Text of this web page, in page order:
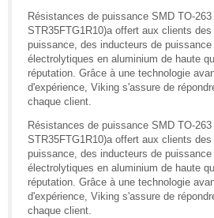
Résistances de puissance SMD TO-
STR35FTG1R10)a offert aux clients
puissance, des inducteurs de
électrolytiques en aluminium de haute
réputation. Grâce à une technologie
d'expérience, Viking s'assure de
chaque client.
Résistances de puissance SMD TO-
STR35FTG1R10)a offert aux clients
puissance, des inducteurs de
électrolytiques en aluminium de haute
réputation. Grâce à une technologie
d'expérience, Viking s'assure de
chaque client.